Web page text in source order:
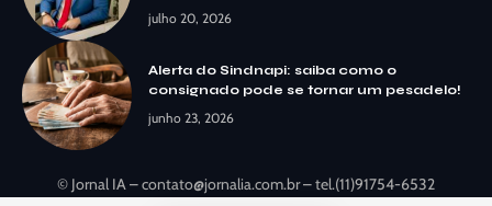
julho 20, 2026
Alerta do Sindnapi: saiba como o
consignado pode se tornar um pesadelo!
junho 23, 2026
© Jornal IA –contato@jornalia.com.br– tel.(11)91754-6532